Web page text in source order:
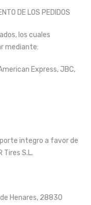
DE LOS PEDIDOS
los cuales
mediante:
Express, JBC,
integro a favor de
Tires S.L.
Henares, 28830